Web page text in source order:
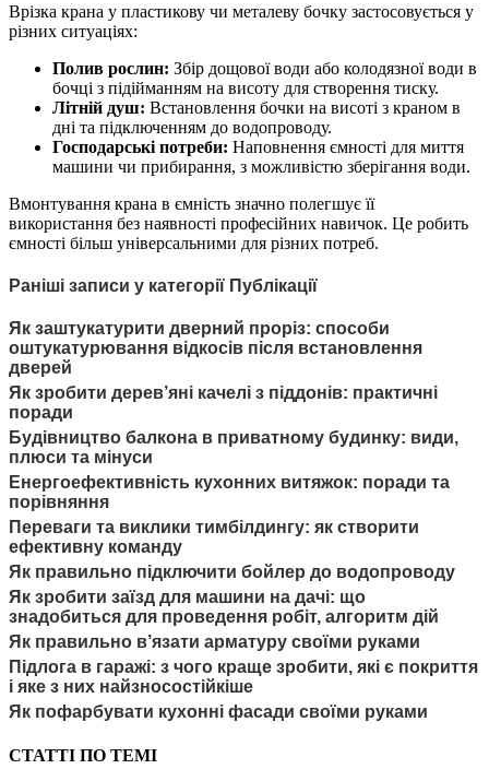
Врізка крана у пластикову чи металеву бочку застосовується у
різних ситуаціях:
Полив рослин: Збір дощової води або колодязної води в
бочці з підійманням на висоту для створення тиску.
Літній душ: Встановлення бочки на висоті з краном в
дні та підключенням до водопроводу.
Господарські потреби: Наповнення ємності для миття
машини чи прибирання, з можливістю зберігання води.
Вмонтування крана в ємність значно полегшує її
використання без наявності професійних навичок. Це робить
ємності більш універсальними для різних потреб.
Раніші записи у категорії Публікації
Як заштукатурити дверний проріз: способи
оштукатурювання відкосів після встановлення
дверей
Як зробити дерев’яні качелі з піддонів: практичні
поради
Будівництво балкона в приватному будинку: види,
плюси та мінуси
Енергоефективність кухонних витяжок: поради та
порівняння
Переваги та виклики тимбілдингу: як створити
ефективну команду
Як правильно підключити бойлер до водопроводу
Як зробити заїзд для машини на дачі: що
знадобиться для проведення робіт, алгоритм дій
Як правильно в’язати арматуру своїми руками
Підлога в гаражі: з чого краще зробити, які є покриття
і яке з них найзносостійкіше
Як пофарбувати кухонні фасади своїми руками
СТАТТІ ПО ТЕМІ